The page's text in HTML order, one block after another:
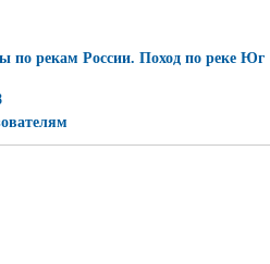
по рекам России. Поход по реке Юг